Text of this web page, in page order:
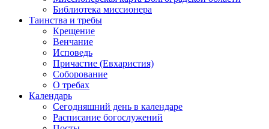
Библиотека миссионера
Таинства и требы
Крещение
Венчание
Исповедь
Причастие (Евхаристия)
Соборование
О требах
Календарь
Сегодняшний день в календаре
Расписание богослужений